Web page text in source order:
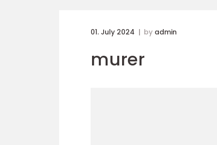
01. July 2024 by admin
murer